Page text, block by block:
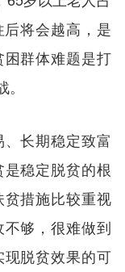
将会越高，是
群体难题是打
长期稳定致富
稳定脱贫的根
措施比较重视
够，很难做到
脱贫效果的可